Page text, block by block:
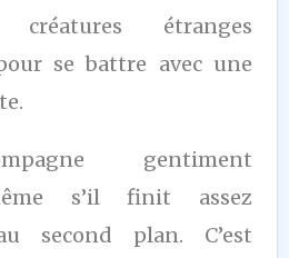
étranges
se battre avec une
gentiment
s’il finit assez
second plan. C’est